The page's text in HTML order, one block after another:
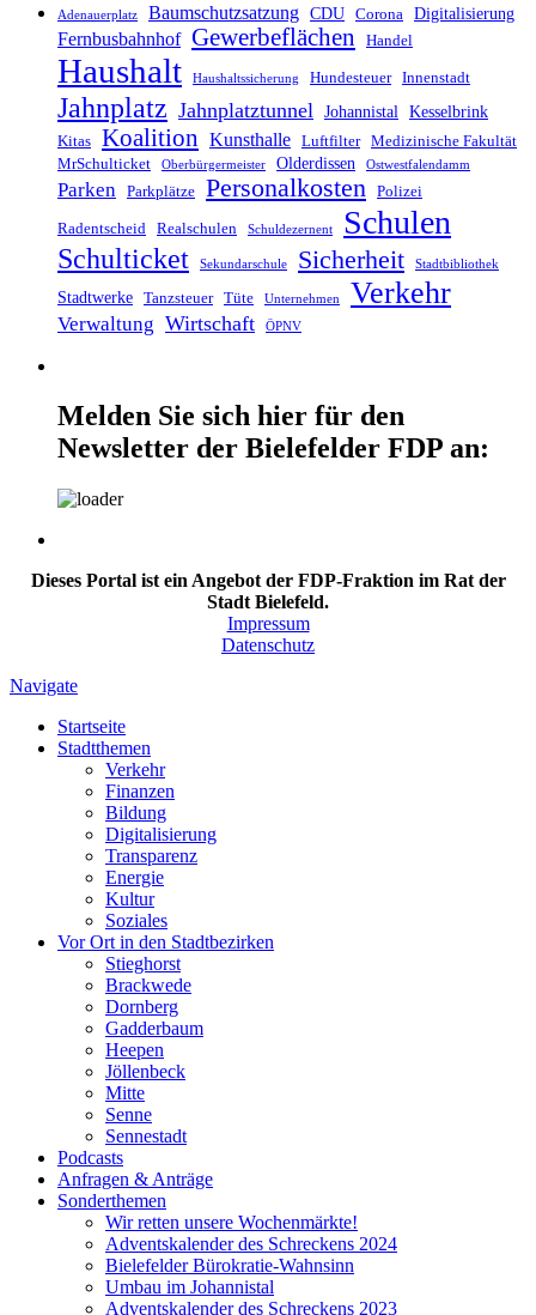
Adenauerplatz Baumschutzsatzung CDU Corona Digitalisierung
Fernbusbahnhof Gewerbeflächen Handel
Haushalt Haushaltssicherung Hundesteuer Innenstadt
Jahnplatz Jahnplatztunnel Johannistal Kesselbrink
Kitas Koalition Kunsthalle Luftfilter
Medizinische Fakultät
MrSchulticket
Oberbürgermeister Olderdissen Ostwestfalendamm
Parken Parkplätze Personalkosten Polizei
Radentscheid Realschulen Schuldezernent Schulen
Schulticket Sekundarschule Sicherheit Stadtbibliothek
Stadtwerke Tanzsteuer Tüte Unternehmen Verkehr
Verwaltung Wirtschaft ÖPNV
Melden Sie sich hier für den
Newsletter der Bielefelder FDP an:
Dieses Portal ist ein Angebot der FDP-Fraktion im Rat der
Stadt Bielefeld.
Impressum
Datenschutz
Navigate
Startseite
Stadtthemen
Verkehr
Finanzen
Bildung
Digitalisierung
Transparenz
Energie
Kultur
Soziales
Vor Ort in den Stadtbezirken
Stieghorst
Brackwede
Dornberg
Gadderbaum
Heepen
Jöllenbeck
Mitte
Senne
Sennestadt
Podcasts
Anfragen & Anträge
Sonderthemen
Wir retten unsere Wochenmärkte!
Adventskalender des Schreckens 2024
Bielefelder Bürokratie-Wahnsinn
Umbau im Johannistal
Adventskalender des Schreckens 2023